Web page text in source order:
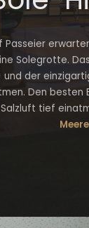
Passeier
Solegrotte. Das
und der
Den besten
tief